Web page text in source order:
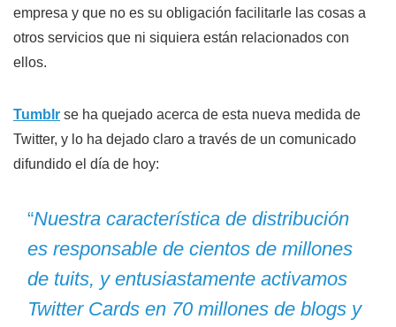
empresa y que no es su obligación facilitarle las cosas a
otros servicios que ni siquiera están relacionados con
ellos.
Tumblr se ha quejado acerca de esta nueva medida de
Twitter, y lo ha dejado claro a través de un comunicado
difundido el día de hoy:
“Nuestra característica de distribución
es responsable de cientos de millones
de tuits, y entusiastamente activamos
Twitter Cards en 70 millones de blogs y